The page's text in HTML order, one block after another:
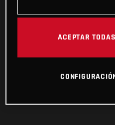
ACEPTAR